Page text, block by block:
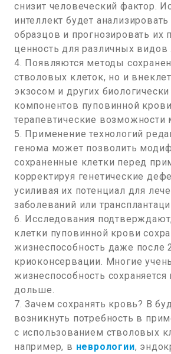
снизит человеческий фактор.
интеллект будет анализировать
образцов и прогнозировать их
ценность для различных видов
4. Появляются методы
стволовых клеток, но и
экзосом и других
компонентов пуповинной
терапевтические возможности
5. Применение технологий
генома может позволить
сохраненные клетки перед
корректируя генетические
усиливая их потенциал для
заболеваний или
6. Исследования
клетки пуповинной крови
жизнеспособность даже после
криоконсервации. Многие
жизнеспособность сохраняется
дольше.
7. Зачем сохранять кровь? В
возникнуть потребность в
с использованием стволовых
например, в неврологии,